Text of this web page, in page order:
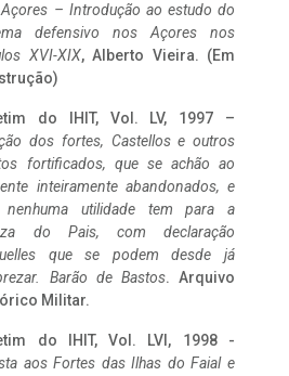
– Introdução ao estudo do
defensivo nos Açores nos
XVI-XIX, Alberto Vieira. (Em
do IHIT, Vol. LV, 1997 –
dos fortes, Castellos e outros
fortificados, que se achão ao
inteiramente abandonados, e
nenhuma utilidade tem para a
do Pais, com declaração
que se podem desde já
Barão de Bastos. Arquivo
Militar.
do IHIT, Vol. LVI, 1998 -
aos Fortes das Ilhas do Faial e